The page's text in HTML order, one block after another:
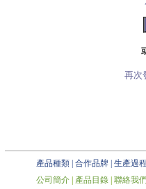
再次
產品種類 合作品牌 生產過
公司簡介
產品目錄 聯絡我